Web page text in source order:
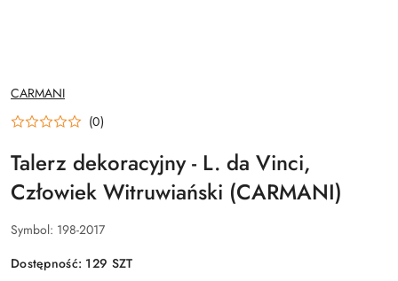
NAZWA
PRODUCENTA:
CARMANI
(0)
Talerz dekoracyjny - L. da Vinci,
Człowiek Witruwiański (CARMANI)
Symbol: 198-2017
Dostępność: 129 SZT